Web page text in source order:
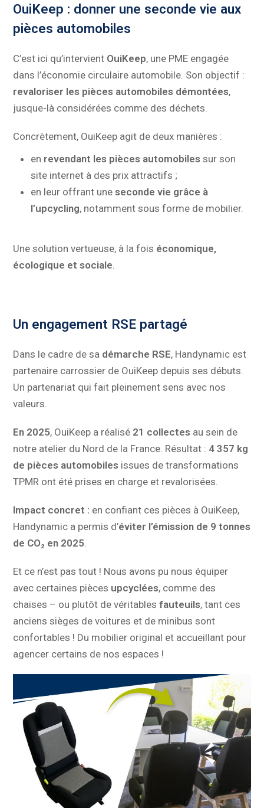
OuiKeep : donner une seconde vie aux
pièces automobiles
C’est ici qu’intervient OuiKeep, une PME engagée
dans l’économie circulaire automobile. Son objectif :
revaloriser les pièces automobiles démontées,
jusque-là considérées comme des déchets.
Concrètement, OuiKeep agit de deux manières :
en revendant les pièces automobiles sur son
site internet à des prix attractifs ;
en leur offrant uneseconde vie grâce à
l’upcycling, notamment sous forme de mobilier.
Une solution vertueuse, à la fois économique,
écologique et sociale
Un engagement RSE partagé
Dans le cadre de sa démarche RSE, Handynamic est
partenaire carrossier de OuiKeep depuis ses débuts.
Un partenariat qui fait pleinement sens avec nos
valeurs.
En 2025, OuiKeep a réalisé 21 collectes au sein de
notre atelier du Nord de la France. Résultat : 4 357 kg
de pièces automobiles issues de transformations
TPMR ont été prises en charge et revalorisées.
Impact concret : en confiant ces pièces à OuiKeep,
Handynamic a permis d’éviter l’émission de 9 tonnes
de CO₂ en 2025
Et ce n’est pas tout ! Nous avons pu nous équiper
avec certaines pièces upcyclées, comme des
chaises – ou plutôt de véritablesfauteuils, tant ces
anciens sièges de voitures et de minibus sont
confortables ! Du mobilier original et accueillant pour
agencer certains de nos espaces !